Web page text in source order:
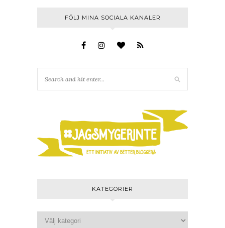
FÖLJ MINA SOCIALA KANALER
KATEGORIER